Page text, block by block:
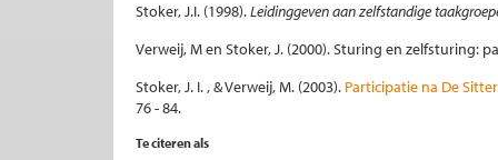
Stoker, J.I. (1998).Leidinggeven aan zelfstandige
Verweij, M en Stoker, J. (2000). Sturing en zelfsturing:
Stoker, J. I. , & Verweij, M. (2003). Participatie na De
76 - 84.
Te citeren als